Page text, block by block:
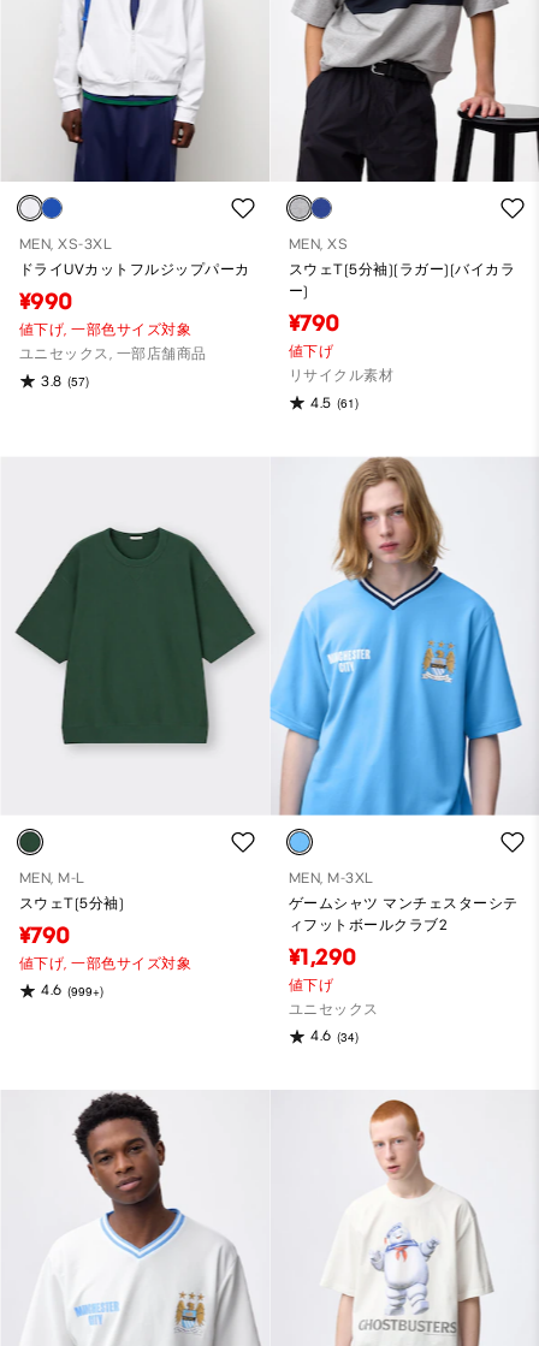
MEN, XS-3XL
ドライUVカットフルジップパーカ
¥990
値下げ,一部色サイズ対象
ユニセックス, 一部店舗商品
3.8 (57)
MEN, XS
スウェT(5分袖)(ラガー)(バイカラ
ー)
¥790
値下げ
リサイクル素材
4.5 (61)
MEN, M-L
スウェT(5分袖)
¥790
値下げ,一部色サイズ対象
4.6 (999+)
MEN, M-3XL
ゲームシャツ マンチェスターシテ
ィフットボールクラブ2
¥1,290
値下げ
ユニセックス
4.6 (34)